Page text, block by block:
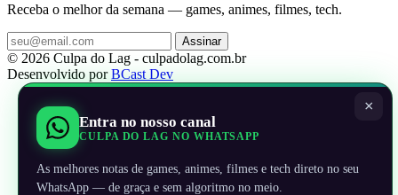
Receba o melhor da semana — games, animes, filmes, tech.
Assinar
© 2026 Culpa do Lag - culpadolag.com.br
Desenvolvido porBCast Dev
×
Entra no nosso canal
CULPA DO LAG NO WHATSAPP
As melhores notas de games, animes, filmes e tech direto no seu
WhatsApp — de graça e sem algoritmo no meio.